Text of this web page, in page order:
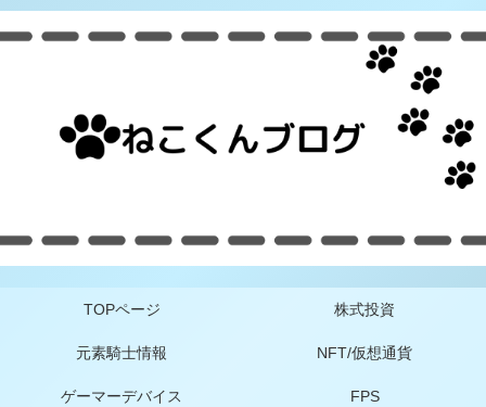
TOPページ 株式投資
元素騎士情報 NFT/仮想通貨
ゲーマーデバイス FPS